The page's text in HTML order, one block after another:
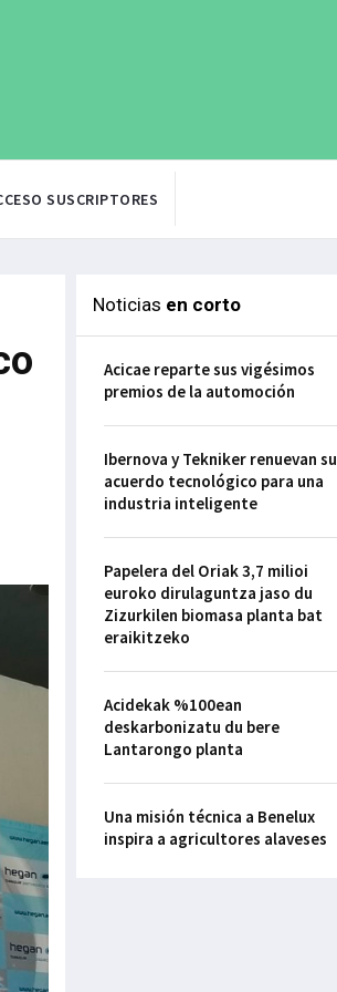
SUSCRIPTORES
Noticias en corto
Acicae reparte sus vigésimos
premios de la automoción
Ibernova y Tekniker renuevan su
acuerdo tecnológico para una
industria inteligente
Papelera del Oriak 3,7 milioi
euroko dirulaguntza jaso du
Zizurkilen biomasa planta bat
eraikitzeko
Acidekak %100ean
deskarbonizatu du bere
Lantarongo planta
Una misión técnica a Benelux
inspira a agricultores alaveses